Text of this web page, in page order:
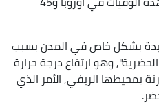
بشكل خاص في المدن بسبب
وهو ارتفاع درجة حرارة
بمحيطها الريفي, الأمر الذي